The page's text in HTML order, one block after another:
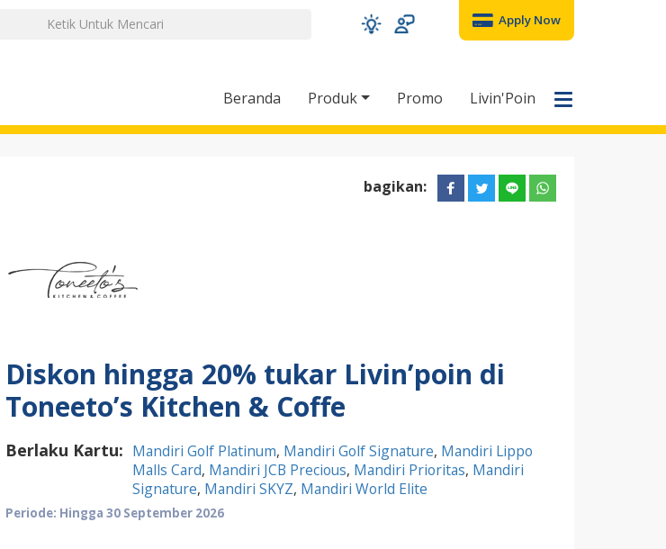
Apply Now
Beranda Produk Promo Livin'Poin
bagikan:
Diskon hingga 20% tukar Livin’poin di
Toneeto’s Kitchen & Coffe
Berlaku Kartu: Mandiri Golf Platinum, Mandiri Golf Signature, Mandiri Lippo
Malls Card, Mandiri JCB Precious, Mandiri Prioritas, Mandiri
Signature, Mandiri SKYZ, Mandiri World Elite
Periode: Hingga 30 September 2026